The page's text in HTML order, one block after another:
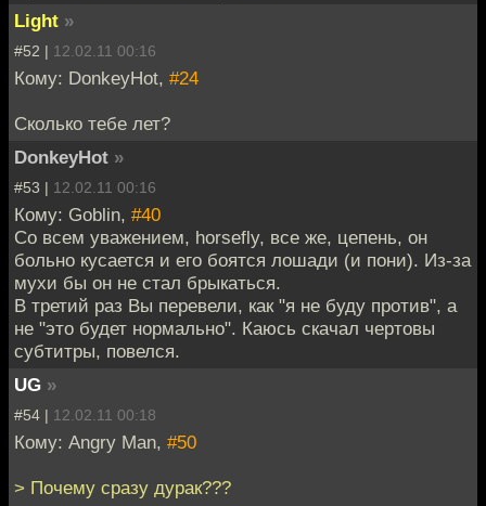
Light »
#52 | 12.02.11 00:16
Кому: DonkeyHot, #24
Сколько тебе лет?
DonkeyHot »
#53 | 12.02.11 00:16
Кому: Goblin, #40
Со всем уважением, horsefly, все же, цепень, он
больно кусается и его боятся лошади (и пони). Из-за
мухи бы он не стал брыкаться.
В третий раз Вы перевели, как "я не буду против", а
не "это будет нормально". Каюсь скачал чертовы
субтитры, повелся.
UG »
#54 | 12.02.11 00:18
Кому: Angry Man, #50
> Почему сразу дурак???